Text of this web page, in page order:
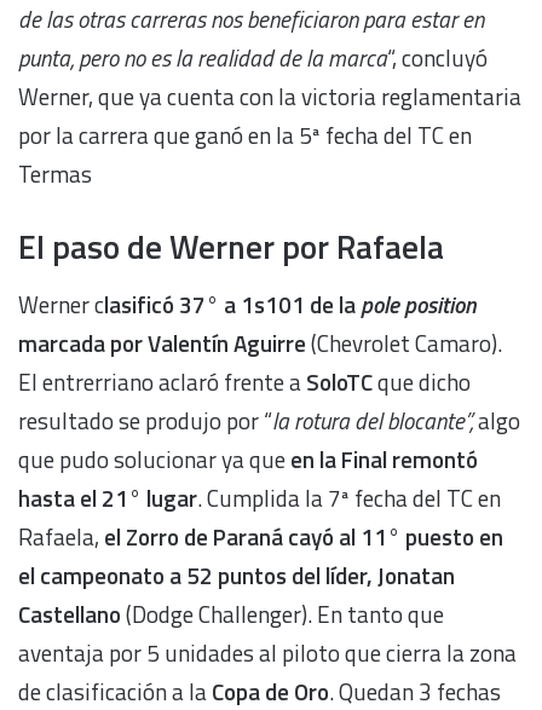
de las otras carreras nos beneficiaron para estar en
punta, pero no es la realidad de la marca“, concluyó
Werner, que ya cuenta con la victoria reglamentaria
por la carrera que ganó en la 5ª fecha del TC en
Termas
El paso de Werner por Rafaela
Werner clasificó 37° a 1s101 de lapole position
marcada por Valentín Aguirre(Chevrolet Camaro).
El entrerriano aclaró frente aSoloTCque dicho
resultado se produjo por “la rotura del blocante”,algo
que pudo solucionar ya queen la Final remontó
hasta el 21° lugar. Cumplida la 7ª fecha del TC en
Rafaela, el Zorro de Paraná cayó al 11° puesto en
el campeonato a 52 puntos del líder, Jonatan
Castellano(Dodge Challenger). En tanto que
aventaja por 5 unidades al piloto que cierra la zona
de clasificación a laCopa de Oro. Quedan 3 fechas